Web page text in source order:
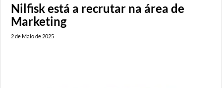
Nilfisk está a recrutar na área de
Marketing
2 de Maio de 2025